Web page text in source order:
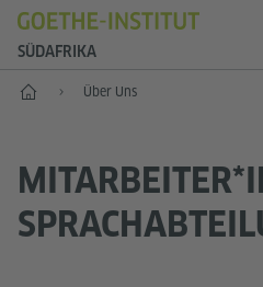
SÜDAFRIKA
Start Über Uns